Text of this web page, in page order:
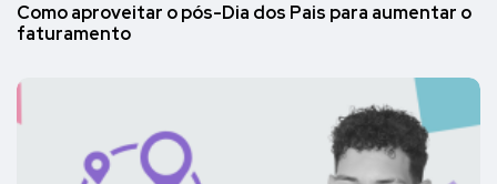
Como aproveitar o pós-Dia dos Pais para aumentar o
faturamento